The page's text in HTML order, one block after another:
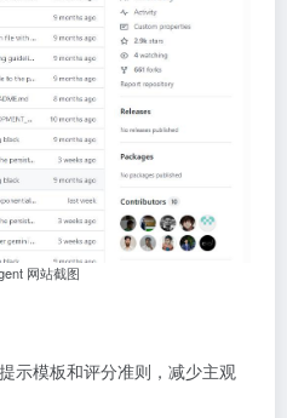
网站截图
示模板和评分准则，减少主观